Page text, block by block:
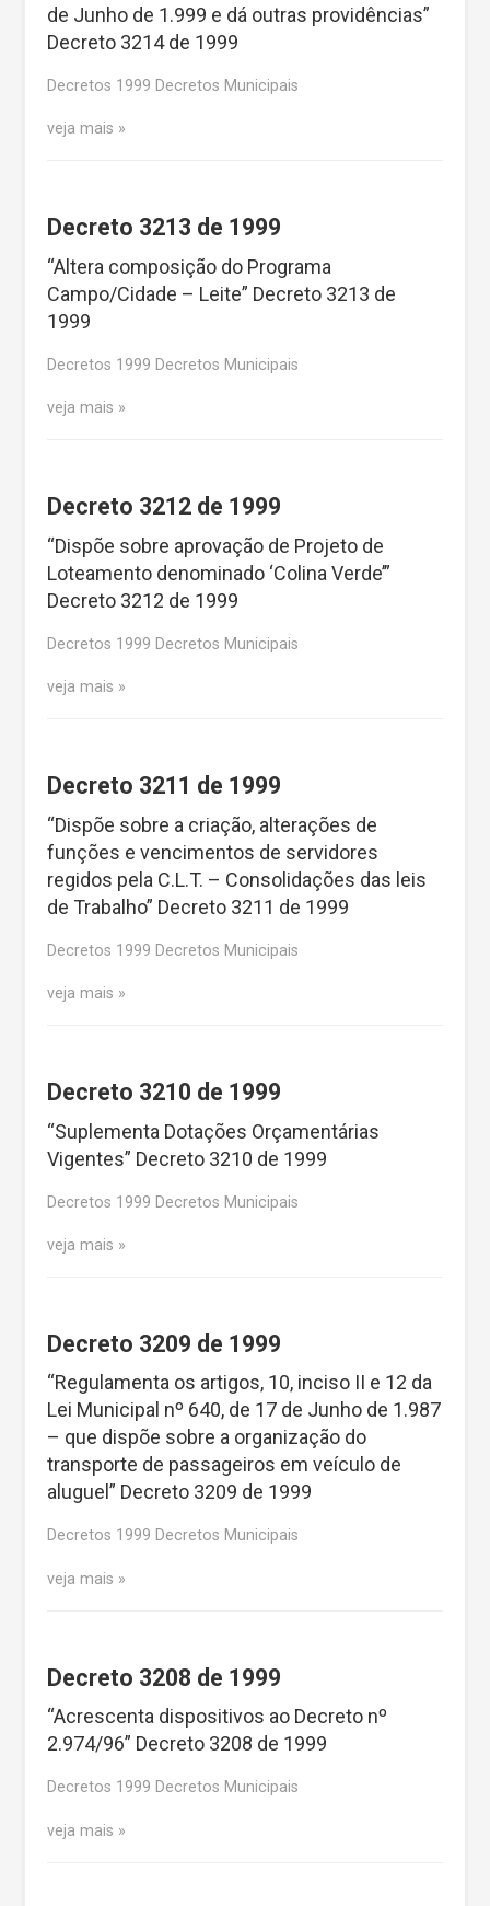
de Junho de 1.999 e dá outras providências”
Decreto 3214 de 1999
Decretos 1999 Decretos Municipais
veja mais
Decreto 3213 de 1999
“Altera composição do Programa
Campo/Cidade – Leite” Decreto 3213 de
1999
Decretos 1999 Decretos Municipais
veja mais
Decreto 3212 de 1999
“Dispõe sobre aprovação de Projeto de
Loteamento denominado ‘Colina Verde’”
Decreto 3212 de 1999
Decretos 1999 Decretos Municipais
veja mais
Decreto 3211 de 1999
“Dispõe sobre a criação, alterações de
funções e vencimentos de servidores
regidos pela C.L.T. – Consolidações das leis
de Trabalho” Decreto 3211 de 1999
Decretos 1999 Decretos Municipais
veja mais
Decreto 3210 de 1999
“Suplementa Dotações Orçamentárias
Vigentes” Decreto 3210 de 1999
Decretos 1999 Decretos Municipais
veja mais
Decreto 3209 de 1999
“Regulamenta os artigos, 10, inciso II e 12 da
Lei Municipal nº 640, de 17 de Junho de 1.987
– que dispõe sobre a organização do
transporte de passageiros em veículo de
aluguel” Decreto 3209 de 1999
Decretos 1999 Decretos Municipais
veja mais
Decreto 3208 de 1999
“Acrescenta dispositivos ao Decreto nº
2.974/96” Decreto 3208 de 1999
Decretos 1999 Decretos Municipais
veja mais